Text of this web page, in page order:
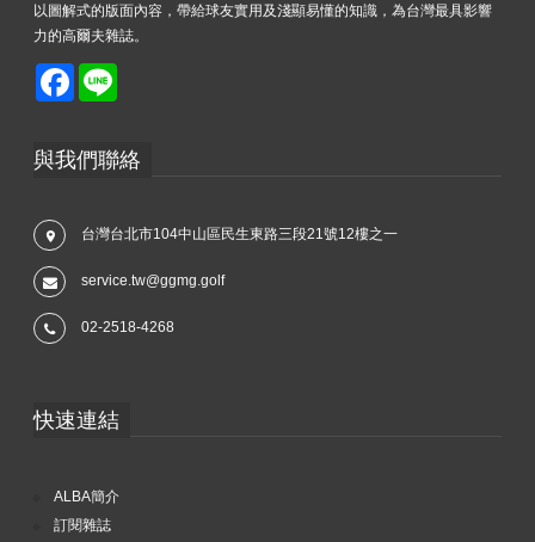
以圖解式的版面內容，帶給球友實用及淺顯易懂的知識，為台灣最具影響
力的高爾夫雜誌。
Facebook
與我們聯絡
台灣台北市104中山區民生東路三段21號12樓之一
service.tw@ggmg.golf
02-2518-4268
快速連結
ALBA簡介
訂閱雜誌